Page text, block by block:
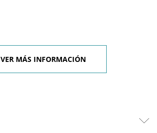
VER MÁS INFORMACIÓN